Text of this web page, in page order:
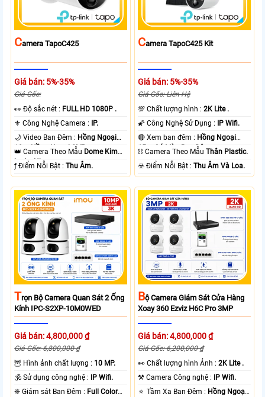
CAmera TapoC425
Giá bán: 5%-35%
Giá Gốc:
️👀 Độ sắc nét : FULL HD 1080P .
⚜️ Công Nghệ Camera :
IP.
🌙 Video Ban Đêm : Hồng Ngoại
10m Hồng Ngoại SMD.
👑 Camera Theo Mẫu Dome Kim
loại + Nhựa.
️ƒ Điểm Nỗi Bật :Thu Âm.
CAmera TapoC425 Kit
Giá bán: 5%-35%
Giá Gốc: Liên Hệ
💯 Chất lượng hình :2K Lite .
🌠 Công Nghệ Sử Dụng :
IP Wifi.
🔴 Xem ban đêm : Hồng Ngoại
15m Có Màu Ban Ðêm.
⛓ Camera Theo MẫuThân Plastic.
️☣️ Điểm Nỗi Bật :Thu Âm Và Loa.
TRọn Bộ Camera Quan Sát 2 Ống
Kính IPC-S2XP-10M0WED
Giá bán: 4,800,000 ₫
Giá Gốc: 6,800,000 ₫
🦉 Hình ảnh chất lượng : 10 MP.
🕉️ Sử dụng công nghệ :
IP Wifi.
❈ Giám sát Ban Đêm : Full Color
BỘ Camera Giám Sát Cửa Hàng
Xoay 360 Ezviz H6C Pro 3MP
Giá bán: 4,800,000 ₫
Giá Gốc: 6,200,000 ₫
️👀 Chất lượng hình Ảnh :2K Lite .
⚒ Camera Công nghệ :
IP Wifi.
🔅 Tầm Xa Ban Đêm : Hồng Ngoại